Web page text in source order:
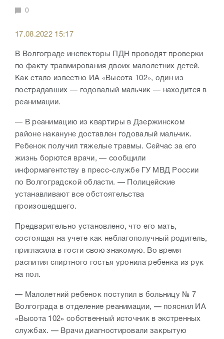
0
17.08.2022 15:17
В Волгограде инспекторы ПДН проводят проверки
по факту травмирования двоих малолетних детей.
Как стало известно ИА «Высота 102», один из
пострадавших — годовалый мальчик — находится в
реанимации.
— В реанимацию из квартиры в Дзержинском
районе накануне доставлен годовалый мальчик.
Ребенок получил тяжелые травмы. Сейчас за его
жизнь борются врачи, — сообщили
информагентству в пресс-службе ГУ МВД России
по Волгоградской области. — Полицейские
устанавливают все обстоятельства
произошедшего.
Предварительно установлено, что его мать,
состоящая на учете как неблагополучный родитель,
пригласила в гости свою знакомую. Во время
распития спиртного гостья уронила ребенка из рук
на пол.
— Малолетний ребенок поступил в больницу № 7
Волгограда в отделение реанимации, — пояснил ИА
«Высота 102» собственный источник в экстренных
службах. — Врачи диагностировали закрытую